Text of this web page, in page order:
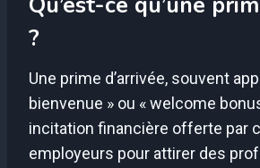
?
Une prime d’arrivée, souvent
bienvenue » ou « welcome
incitation financière offerte par
employeurs pour attirer des